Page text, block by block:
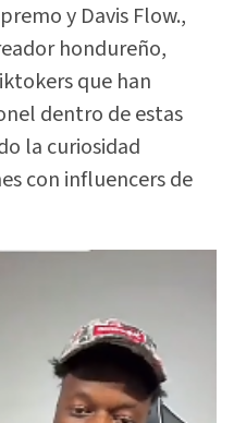
y Davis Flow.,
hondureño,
que han
dentro de estas
la curiosidad
con influencers de